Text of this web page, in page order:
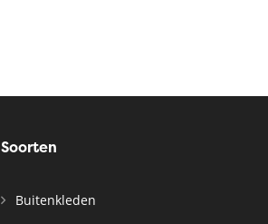
Soorten
Buitenkleden